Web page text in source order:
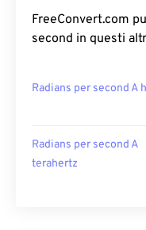
FreeConvert.com
second in questi
Radians per second A
Radians per second A
terahertz